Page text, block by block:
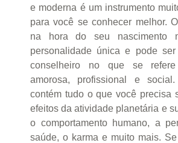
e moderna é um instrumento
para você se conhecer melhor.
na hora do seu nascimento
personalidade única e pode
conselheiro no que se
amorosa, profissional e
contém tudo o que você precisa
efeitos da atividade planetária e
o comportamento humano, a
saúde, o karma e muito mais.